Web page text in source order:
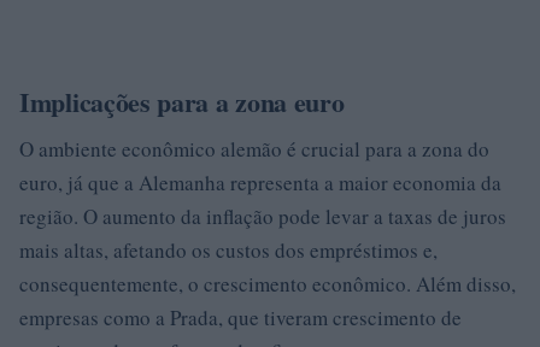
Implicações para a zona euro
O ambiente econômico alemão é crucial para a zona do
euro, já que a Alemanha representa a maior economia da
região. O aumento da inflação pode levar a taxas de juros
mais altas, afetando os custos dos empréstimos e,
consequentemente, o crescimento econômico. Além disso,
empresas como a Prada, que tiveram crescimento de